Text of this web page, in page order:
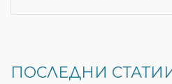
ПОСЛЕДНИ